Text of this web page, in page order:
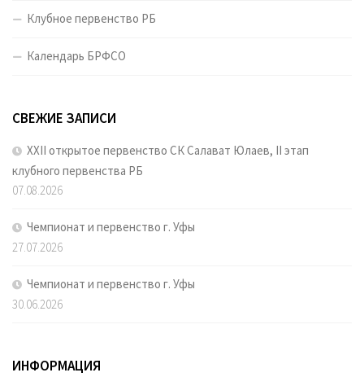
Клубное первенство РБ
Календарь БРФСО
СВЕЖИЕ ЗАПИСИ
XXII открытое первенство СК Салават Юлаев, II этап
клубного первенства РБ
07.08.2026
Чемпионат и первенство г. Уфы
27.07.2026
Чемпионат и первенство г. Уфы
30.06.2026
ИНФОРМАЦИЯ